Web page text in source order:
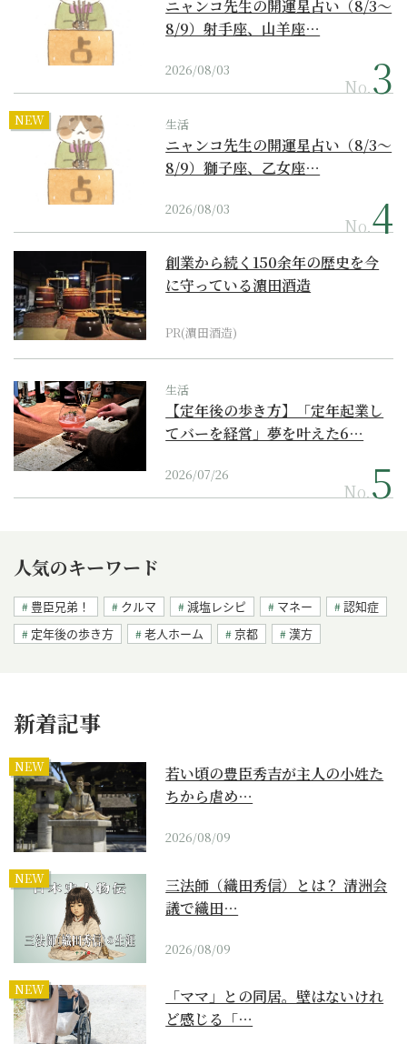
ニャンコ先生の開運星占い（8/3～
8/9）射手座、山羊座…
2026/08/03
No.
NEW 生活
ニャンコ先生の開運星占い（8/3～
8/9）獅子座、乙女座…
2026/08/03
No.
創業から続く150余年の歴史を今
に守っている濵田酒造
PR(濵田酒造)
生活
【定年後の歩き方】「定年起業し
てバーを経営」夢を叶えた6…
2026/07/26
No.
人気のキーワード
豊臣兄弟！ クルマ 減塩レシピ マネー
認知症
定年後の歩き方
老人ホーム 京都 漢方
新着記事
NEW
若い頃の豊臣秀吉が主人の小姓た
ちから虐め…
2026/08/09
NEW
三法師（織田秀信）とは？ 清洲会
議で織田…
2026/08/09
NEW
「ママ」との同居。壁はないけれ
ど感じる「…